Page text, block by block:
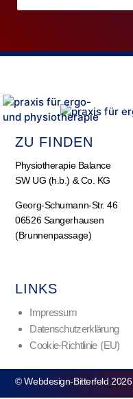
ZU FINDEN
Physiotherapie Balance
SW UG (h.b.) & Co. KG
Georg-Schumann-Str. 46
06526 Sangerhausen
(Brunnenpassage)
LINKS
Impressum
Datenschutzerklärung
Cookie-Richtlinie (EU)
© Webdesign-Bitterfeld 2026